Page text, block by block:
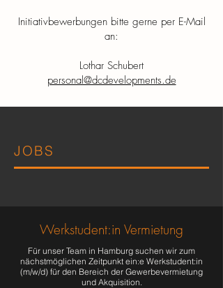
Initiativbewerbungen bitte gerne per E-Mail
an:
Lothar Schubert
personal@dcdevelopments.de
JOBS
Werkstudent:in Vermietung
Für unser Team in Hamburg suchen wir zum
nächstmöglichen Zeitpunkt ein:e Werkstudent:in
(m/w/d) für den Bereich der Gewerbevermietung
und Akquisition.